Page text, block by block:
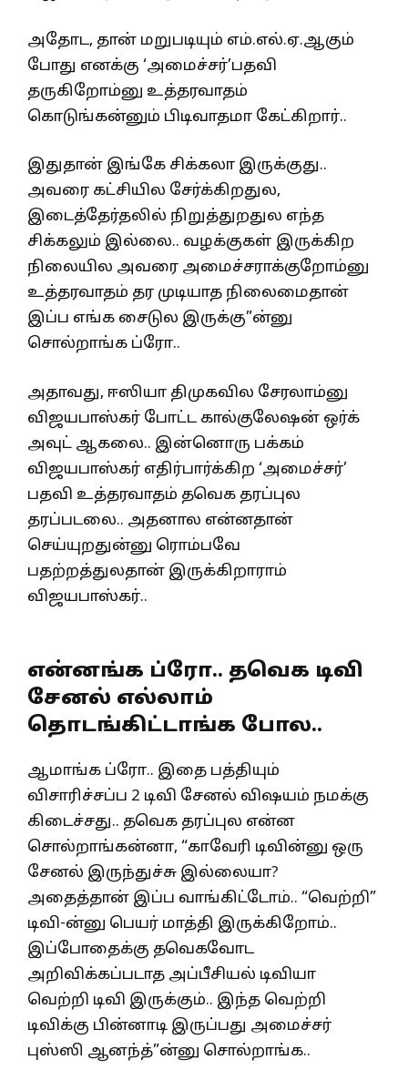
அதோட, தான் மறுபடியும் எம்.எல்.ஏ.ஆகும்
போது எனக்கு ‘அமைச்சர்’பதவி
தருகிறோம்னு உத்தரவாதம்
கொடுங்கன்னும் பிடிவாதமா கேட்கிறார்..
இதுதான் இங்கே சிக்கலா இருக்குது..
அவரை கட்சியில சேர்க்கிறதுல,
இடைத்தேர்தலில் நிறுத்துறதுல எந்த
சிக்கலும் இல்லை.. வழக்குகள் இருக்கிற
நிலையில அவரை அமைச்சராக்குறோம்னு
உத்தரவாதம் தர முடியாத நிலைமைதான்
இப்ப எங்க சைடுல இருக்கு”ன்னு
சொல்றாங்க ப்ரோ..
அதாவது, ஈஸியா திமுகவில சேரலாம்னு
விஜயபாஸ்கர் போட்ட கால்குலேஷன் ஒர்க்
அவுட் ஆகலை.. இன்னொரு பக்கம்
விஜயபாஸ்கர் எதிர்பார்க்கிற ‘அமைச்சர்’
பதவி உத்தரவாதம் தவெக தரப்புல
தரப்படலை.. அதனால என்னதான்
செய்யுறதுன்னு ரொம்பவே
பதற்றத்துலதான் இருக்கிறாராம்
விஜயபாஸ்கர்..
என்னங்க ப்ரோ.. தவெக டிவி
சேனல் எல்லாம்
தொடங்கிட்டாங்க போல..
ஆமாங்க ப்ரோ.. இதை பத்தியும்
விசாரிச்சப்ப 2 டிவி சேனல் விஷயம் நமக்கு
கிடைச்சது.. தவெக தரப்புல என்ன
சொல்றாங்கன்னா, “காவேரி டிவின்னு ஒரு
சேனல் இருந்துச்சு இல்லையா?
அதைத்தான் இப்ப வாங்கிட்டோம்.. “வெற்றி”
டிவி-ன்னு பெயர் மாத்தி இருக்கிறோம்..
இப்போதைக்கு தவெகவோட
அறிவிக்கப்படாத அப்பீசியல் டிவியா
வெற்றி டிவி இருக்கும்.. இந்த வெற்றி
டிவிக்கு பின்னாடி இருப்பது அமைச்சர்
புஸ்ஸி ஆனந்த்”ன்னு சொல்றாங்க..